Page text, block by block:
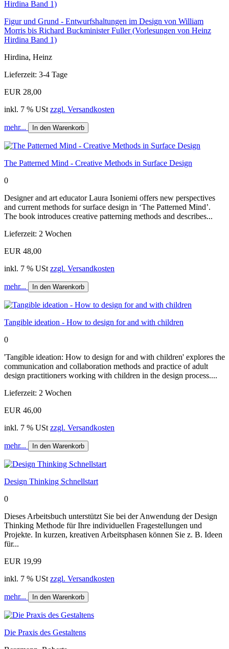
Figur und Grund - Entwurfshaltungen im Design von William
Morris bis Richard Buckminister Fuller (Vorlesungen von Heinz
Hirdina Band 1)
Hirdina, Heinz
Lieferzeit: 3-4 Tage
EUR 28,00
inkl. 7 % USt zzgl. Versandkosten
mehr... In den Warenkorb
The Patterned Mind - Creative Methods in Surface Design
0
Designer and art educator Laura Isoniemi offers new perspectives
and current methods for surface design in ‘The Patterned Mind’.
The book introduces creative patterning methods and describes...
Lieferzeit: 2 Wochen
EUR 48,00
inkl. 7 % USt zzgl. Versandkosten
mehr... In den Warenkorb
Tangible ideation - How to design for and with children
0
'Tangible ideation: How to design for and with children' explores the
communication and collaboration methods and practice of adult
design practitioners working with children in the design process....
Lieferzeit: 2 Wochen
EUR 46,00
inkl. 7 % USt zzgl. Versandkosten
mehr... In den Warenkorb
Design Thinking Schnellstart
0
Dieses Arbeitsbuch unterstützt Sie bei der Anwendung der Design
Thinking Methode für Ihre individuellen Fragestellungen und
Projekte. In kurzen, kreativen Arbeitsphasen können Sie z. B. Ideen
für...
EUR 19,99
inkl. 7 % USt zzgl. Versandkosten
mehr... In den Warenkorb
Die Praxis des Gestaltens